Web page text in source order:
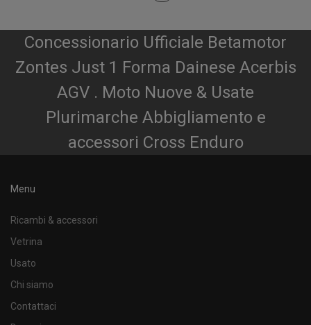
Concessionario Ufficiale Betamotor
Zontes Just 1 Forma Dainese Acerbis
AGV . Moto Nuove & Usate
Plurimarche Abbigliamento e
accessori Cross Enduro
Menu
Ricambi & accessori
Vetrina
Usato
Chi siamo
Contattaci